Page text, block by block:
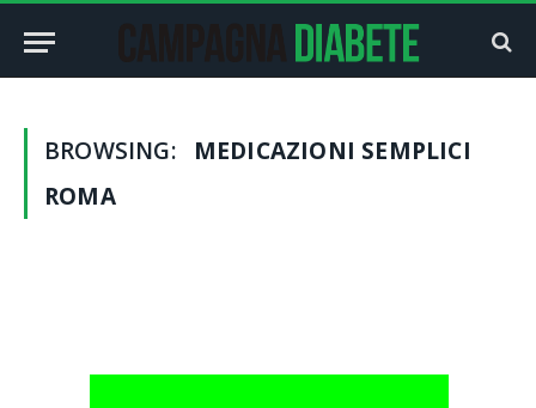
BROWSING:
MEDICAZIONI SEMPLICI
ROMA